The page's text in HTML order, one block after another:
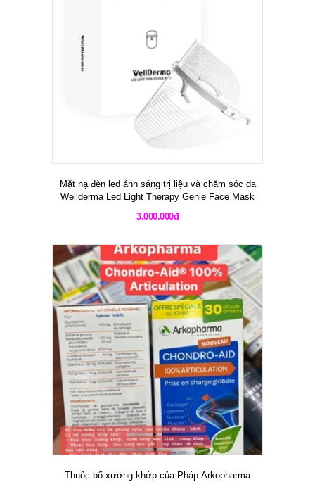
Mặt nạ đèn led ánh sáng trị liệu và chăm sóc da
Wellderma Led Light Therapy Genie Face Mask
3.000.000đ
Thuốc bổ xương khớp của Pháp Arkopharma